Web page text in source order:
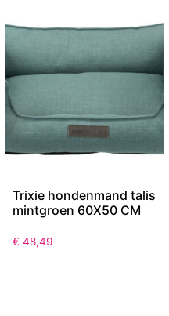
Trixie hondenmand talis
mintgroen 60X50 CM
€ 48,49